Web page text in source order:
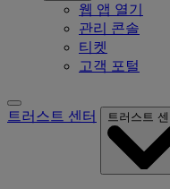
웹 앱 열기
관리 콘솔
티켓
고객 포털
트러스트 센터 트러스트 센